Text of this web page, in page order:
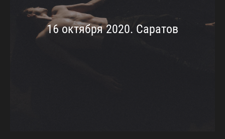
16 октября 2020. Саратов